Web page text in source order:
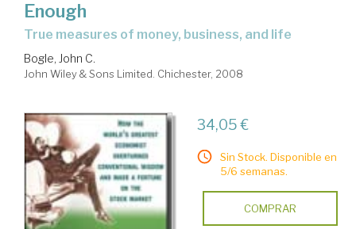
Enough
true measures of money, business, and life
Bogle, John C.
John Wiley & Sons Limited. Chichester, 2008
34,05 €
Sin Stock. Disponible en
5/6 semanas.
COMPRAR